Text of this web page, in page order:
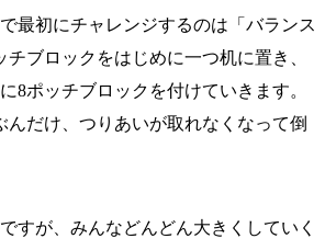
最初にチャレンジするのは「バランス
ブロックをはじめに一つ机に置き、
8ポッチブロックを付けていきます。
んだけ、つりあいが取れなくなって倒
すが、みんなどんどん大きくしていく